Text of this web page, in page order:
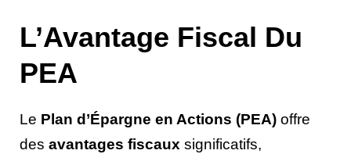
L’Avantage Fiscal Du
PEA
Le Plan d’Épargne en Actions (PEA) offre
des avantages fiscaux significatifs,